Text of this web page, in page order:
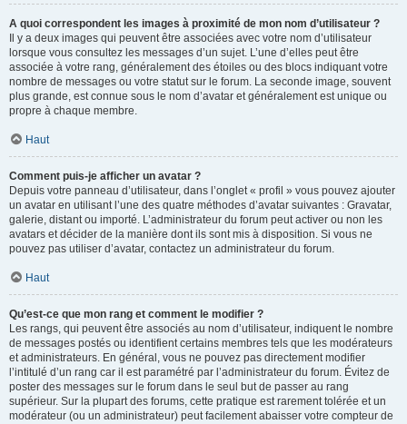
A quoi correspondent les images à proximité de mon nom d’utilisateur ?
Il y a deux images qui peuvent être associées avec votre nom d’utilisateur
lorsque vous consultez les messages d’un sujet. L’une d’elles peut être
associée à votre rang, généralement des étoiles ou des blocs indiquant votre
nombre de messages ou votre statut sur le forum. La seconde image, souvent
plus grande, est connue sous le nom d’avatar et généralement est unique ou
propre à chaque membre.
Haut
Comment puis-je afficher un avatar ?
Depuis votre panneau d’utilisateur, dans l’onglet « profil » vous pouvez ajouter
un avatar en utilisant l’une des quatre méthodes d’avatar suivantes : Gravatar,
galerie, distant ou importé. L’administrateur du forum peut activer ou non les
avatars et décider de la manière dont ils sont mis à disposition. Si vous ne
pouvez pas utiliser d’avatar, contactez un administrateur du forum.
Haut
Qu’est-ce que mon rang et comment le modifier ?
Les rangs, qui peuvent être associés au nom d’utilisateur, indiquent le nombre
de messages postés ou identifient certains membres tels que les modérateurs
et administrateurs. En général, vous ne pouvez pas directement modifier
l’intitulé d’un rang car il est paramétré par l’administrateur du forum. Évitez de
poster des messages sur le forum dans le seul but de passer au rang
supérieur. Sur la plupart des forums, cette pratique est rarement tolérée et un
modérateur (ou un administrateur) peut facilement abaisser votre compteur de